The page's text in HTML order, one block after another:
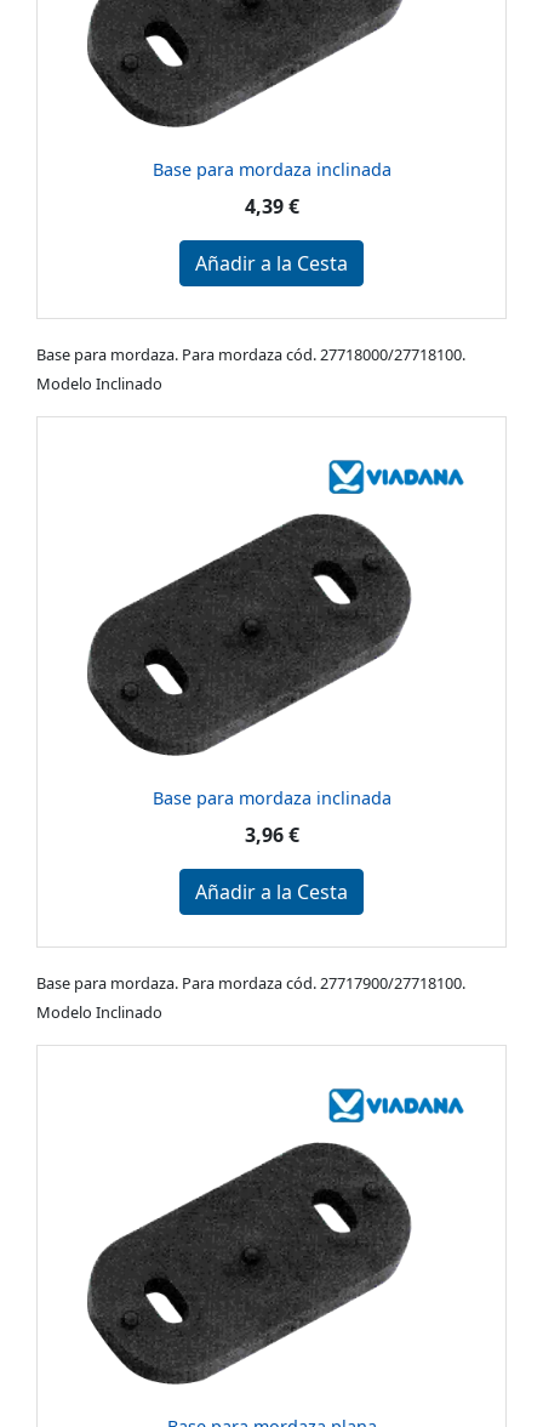
Base para mordaza inclinada
4,39 €
Añadir a la Cesta
Base para mordaza. Para mordaza cód. 27718000/27718100.
Modelo Inclinado
Base para mordaza inclinada
3,96 €
Añadir a la Cesta
Base para mordaza. Para mordaza cód. 27717900/27718100.
Modelo Inclinado